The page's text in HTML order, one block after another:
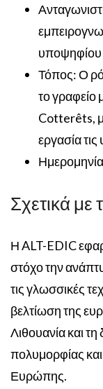
υποψηφίου
Τόπος: Ο
το γραφείο
Cotterêts,
εργασία
Σχετικά με
Η ALT-EDIC
στόχο την
τις γλωσσικές
βελτίωση της
Λιθουανία και
πολυμορφίας και
Ευρώπης.